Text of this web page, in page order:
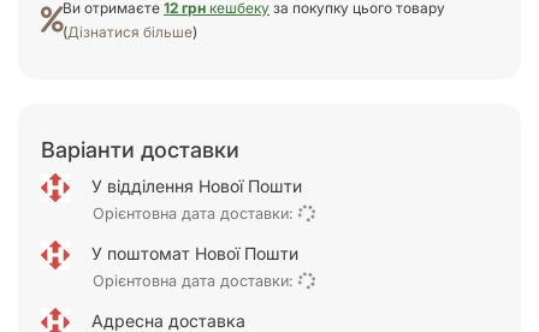
Ви отримаєте 12 грн кешбеку за покупку цього товару
(Дізнатися більше)
Варіанти доставки
У відділення Нової Пошти
Орієнтовна дата доставки:
У поштомат Нової Пошти
Орієнтовна дата доставки:
Адресна доставка